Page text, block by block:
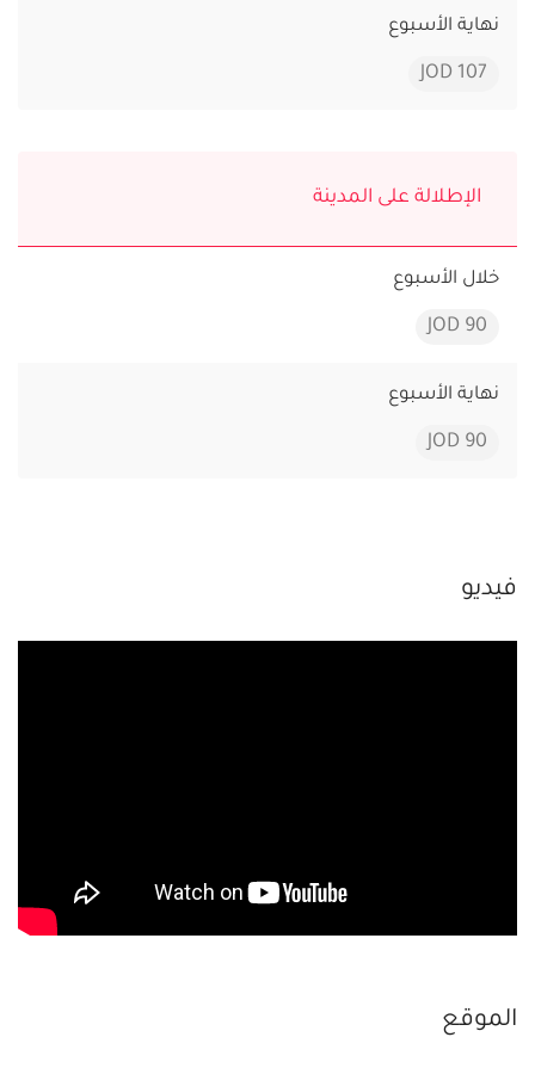
نهاية الأسبوع
107 JOD
الإطلالة على المدينة
خلال الأسبوع
90 JOD
نهاية الأسبوع
90 JOD
فيديو
الموقع